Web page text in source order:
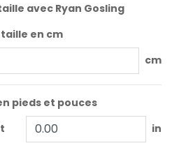
avec Ryan Gosling
en cm
cm
pieds et pouces
in